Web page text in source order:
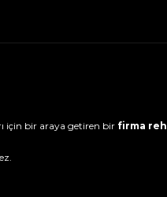
için bir araya getiren bir firma